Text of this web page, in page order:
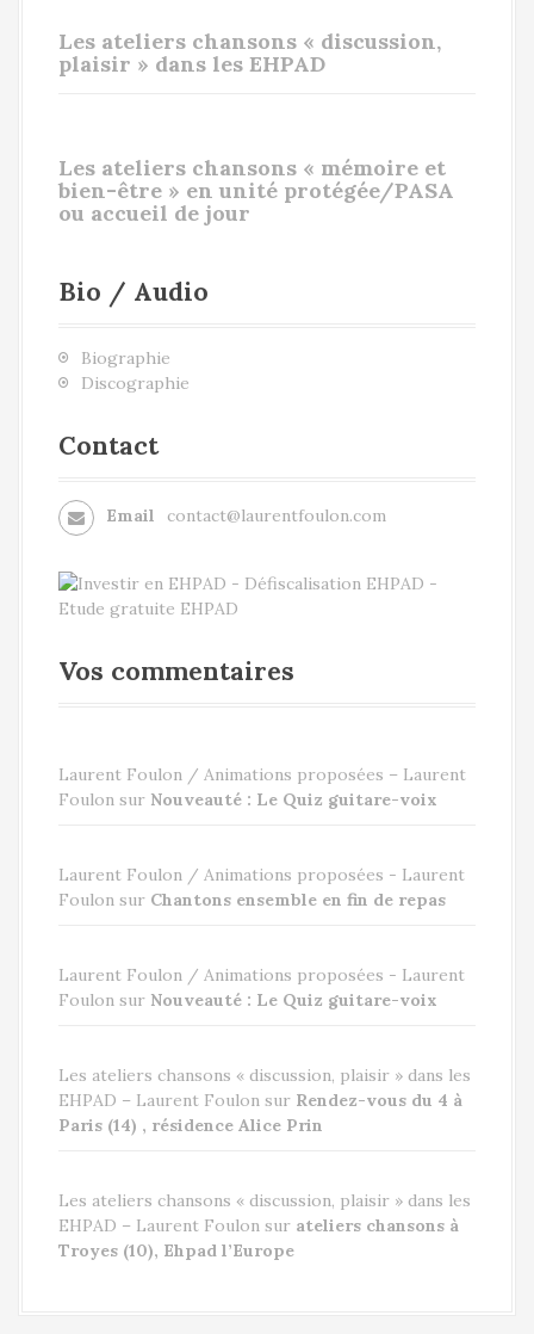
Les ateliers chansons « discussion,
plaisir » dans les EHPAD
Les ateliers chansons « mémoire et
bien-être » en unité protégée/PASA
ou accueil de jour
Bio / Audio
Biographie
Discographie
Contact
Email contact@laurentfoulon.com
Vos commentaires
Laurent Foulon / Animations proposées – Laurent
Foulon sur Nouveauté : Le Quiz guitare-voix
Laurent Foulon / Animations proposées - Laurent
Foulon sur Chantons ensemble en fin de repas
Laurent Foulon / Animations proposées - Laurent
Foulon sur Nouveauté : Le Quiz guitare-voix
Les ateliers chansons « discussion, plaisir » dans les
EHPAD – Laurent Foulon sur Rendez-vous du 4 à
Paris (14) , résidence Alice Prin
Les ateliers chansons « discussion, plaisir » dans les
EHPAD – Laurent Foulon sur ateliers chansons à
Troyes (10), Ehpad l’Europe